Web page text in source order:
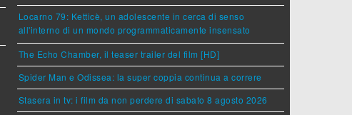
Locarno 79: Ketticè, un adolescente in cerca di senso
all'interno di un mondo programmaticamente insensato
The Echo Chamber, il teaser trailer del film [HD]
Spider Man e Odissea: la super coppia continua a correre
Stasera in tv: i film da non perdere di sabato 8 agosto 2026